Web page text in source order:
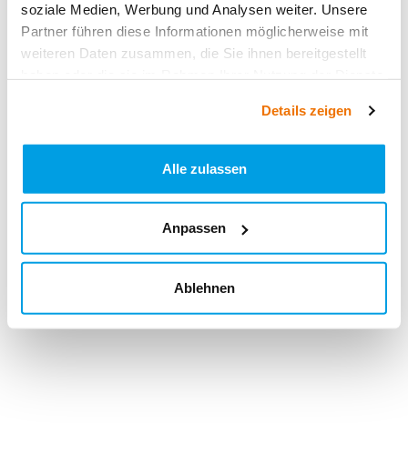
soziale Medien, Werbung und Analysen weiter. Unsere
Partner führen diese Informationen möglicherweise mit
weiteren Daten zusammen, die Sie ihnen bereitgestellt
Details zeigen
Alle zulassen
Anpassen
Ablehnen